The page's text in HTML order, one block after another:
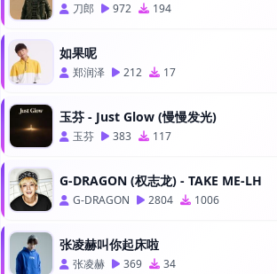
刀郎 972 194
如果呢
郑润泽 212 17
玉芬 - Just Glow (慢慢发光)
玉芬 383 117
G-DRAGON (权志龙) - TAKE ME-LH
G-DRAGON 2804 1006
张凌赫叫你起床啦
张凌赫 369 34